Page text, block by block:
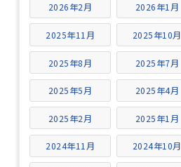
2026年2月 2026年1月
2025年11月 2025年10月
2025年8月 2025年7月
2025年5月 2025年4月
2025年2月 2025年1月
2024年11月 2024年10月